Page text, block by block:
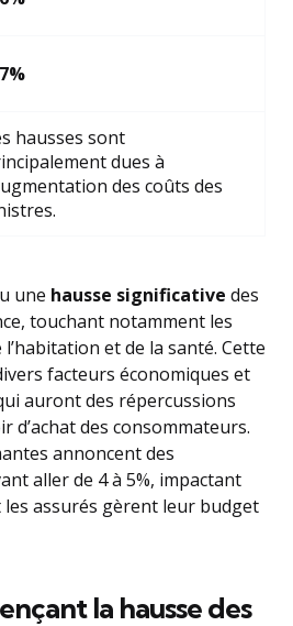
hausses sont
dues à
des coûts des
une hausse significative des
touchant notamment les
l’habitation et de la santé. Cette
facteurs économiques et
auront des répercussions
d’achat des consommateurs.
annoncent des
aller de 4 à 5%, impactant
assurés gèrent leur budget
la hausse des